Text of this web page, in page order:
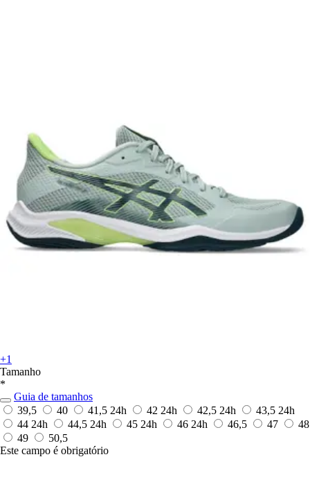
+1
Tamanho
*
Guia de tamanhos
39,5
40 41,5 24h 42 24h 42,5 24h 43,5 24h
44 24h 44,5 24h 45 24h 46 24h 46,5 47
48
49
50,5
Este campo é obrigatório